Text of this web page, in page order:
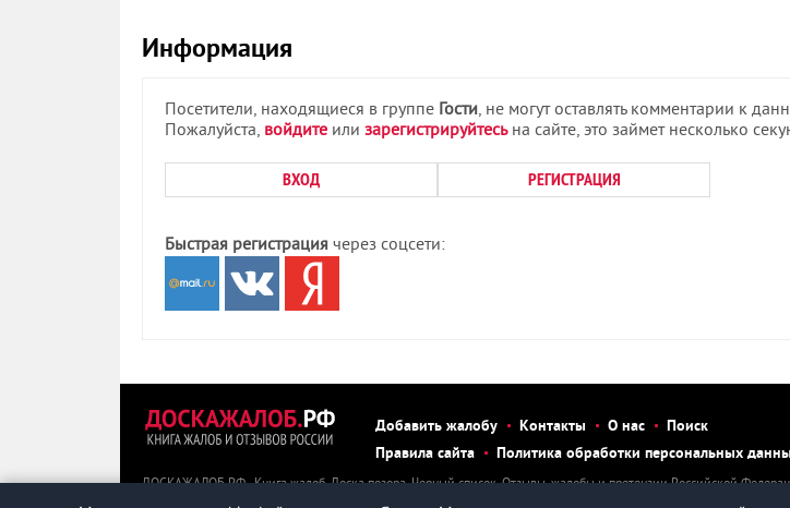
Информация
Посетители, находящиеся в группе Гости, не могут оставлять комментарии к
Пожалуйста, войдите или зарегистрируйтесьна сайте, это займет несколько
ВХОД РЕГИСТРАЦИЯ
Быстрая регистрация через соцсети:
Добавить жалобу Контакты О нас
Поиск
Правила сайта
Политика обработки персональных
ДОСКАЖАЛОБ.РФ - Книга жалоб. Доска позора. Черный список. Отзывы, жалобы и претензии Российской